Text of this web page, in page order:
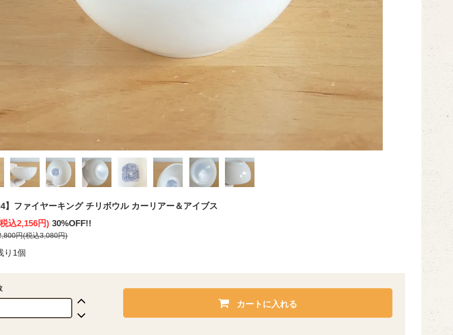
】ファイヤーキング チリボウル カーリアー＆アイブス
込2,156円) 30%OFF!!
円(税込3,080円)
り1個
カートに入れる